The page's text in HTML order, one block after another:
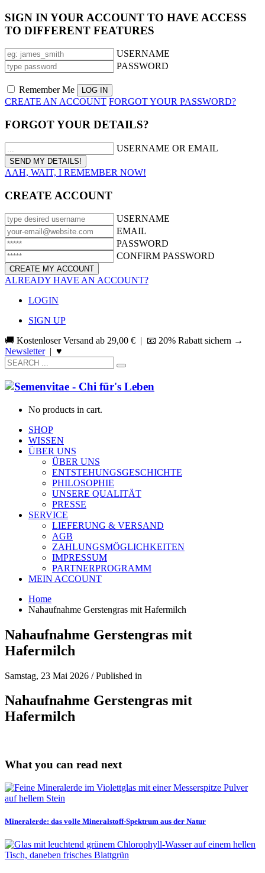
SIGN IN YOUR ACCOUNT TO HAVE ACCESS
TO DIFFERENT FEATURES
USERNAME
PASSWORD
Remember Me
CREATE AN ACCOUNT FORGOT YOUR PASSWORD?
FORGOT YOUR DETAILS?
USERNAME OR EMAIL
AAH, WAIT, I REMEMBER NOW!
CREATE ACCOUNT
USERNAME
EMAIL
PASSWORD
CONFIRM PASSWORD
ALREADY HAVE AN ACCOUNT?
LOGIN
SIGN UP
🚚 Kostenloser Versand ab 29,00 € | 📧 20% Rabatt sichern →
Newsletter| ♥
No products in cart.
SHOP
WISSEN
ÜBER UNS
ÜBER UNS
ENTSTEHUNGSGESCHICHTE
PHILOSOPHIE
UNSERE QUALITÄT
PRESSE
SERVICE
LIEFERUNG & VERSAND
AGB
ZAHLUNGSMÖGLICHKEITEN
IMPRESSUM
PARTNERPROGRAMM
MEIN ACCOUNT
Home
Nahaufnahme Gerstengras mit Hafermilch
Nahaufnahme Gerstengras mit
Hafermilch
Samstag, 23 Mai 2026 /Published in
Nahaufnahme Gerstengras mit
Hafermilch
What you can read next
Mineralerde: das volle Mineralstoff-Spektrum aus der Natur